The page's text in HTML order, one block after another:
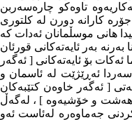
تاوه‌کو چاره‌سه‌ربن
کارانه‌ دورن له‌ کلتوری
هانی موسڵمانان ئه‌دات که‌
به‌ر ئایه‌ته‌کانی قورئان
بۆ ئایه‌ته‌کانی [ ئه‌گه‌ر
ئه‌ڕێژێت له‌ ئاسمان و
[ ئه‌گه‌ر خاوه‌ن کتێبه‌کان
به‌هه‌شت و خۆشیه‌وه‌ ] ، له‌گه‌ڵ
جه‌ماوه‌ره‌ له‌ئاست ئه‌و